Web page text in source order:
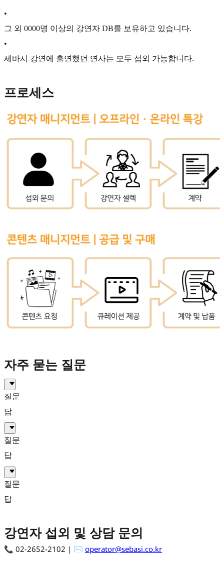
•
그 외 0000명 이상의 강연자 DB를 보유하고 있습니다.
•
세바시 강연에 출연했던 연사는 모두 섭외 가능합니다.
프로세스
자주 묻는 질문
질문
답
질문
답
질문
답
강연자 섭외 및 상담 문의
📞 02-2652-2102 | ✉️ operator@sebasi.co.kr